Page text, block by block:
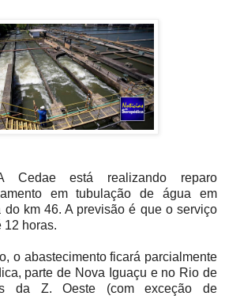
Cedae está realizando reparo
em tubulação de água em
do km 46. A previsão é que o serviço
12 horas.
o abastecimento ficará parcialmente
parte de Nova Iguaçu e no Rio de
da Z. Oeste (com exceção de